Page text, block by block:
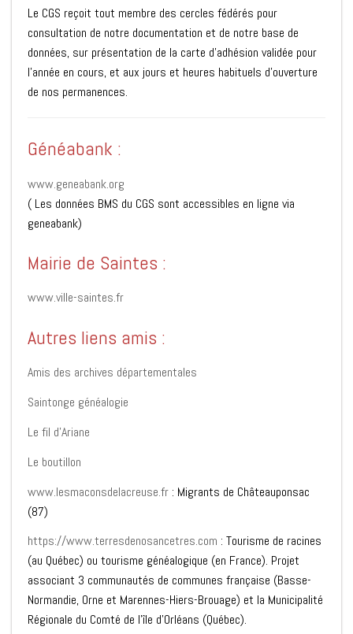
Le CGS reçoit tout membre des cercles fédérés pour
consultation de notre documentation et de notre base de
données, sur présentation de la carte d’adhésion validée pour
l’année en cours, et aux jours et heures habituels d’ouverture
de nos permanences.
Généabank :
www.geneabank.org
( Les données BMS du CGS sont accessibles en ligne via
geneabank)
Mairie de Saintes :
www.ville-saintes.fr
Autres liens amis :
Amis des archives départementales
Saintonge généalogie
Le fil d’Ariane
Le boutillon
www.lesmaconsdelacreuse.fr : Migrants de Châteauponsac
(87)
https://www.terresdenosancetres.com : Tourisme de racines
(au Québec) ou tourisme généalogique (en France). Projet
associant 3 communautés de communes française (Basse-
Normandie, Orne et Marennes-Hiers-Brouage) et la Municipalité
Régionale du Comté de l’île d’Orléans (Québec).